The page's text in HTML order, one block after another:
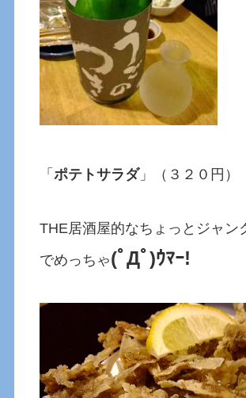
「ポテトサラダ」（３２０円）
THE居酒屋的なちょっとジャン
でめっちゃ(ﾟДﾟ)ｳﾏｰ!